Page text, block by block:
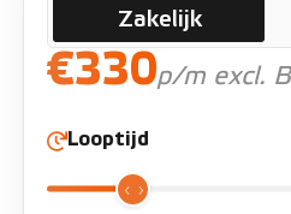
Zakelijk
€330p/m excl.
Looptijd